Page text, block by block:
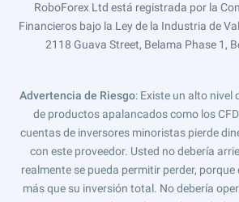
RoboForex Ltd está registrada por la
Financieros bajo la Ley de la Industria de
2118 Guava Street, Belama Phase 1,
Advertencia de Riesgo: Existe un alto nivel
de productos apalancados como los
cuentas de inversores minoristas pierde
con este proveedor. Usted no debería
realmente se pueda permitir perder, porque
más que su inversión total. No debería